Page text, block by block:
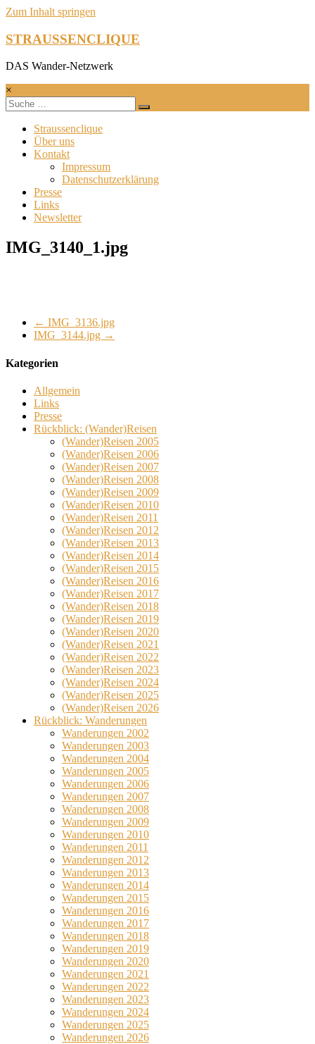
Zum Inhalt springen
STRAUSSENCLIQUE
DAS Wander-Netzwerk
×
Straussenclique
Über uns
Kontakt
Impressum
Datenschutzerklärung
Presse
Links
Newsletter
IMG_3140_1.jpg
← IMG_3136.jpg
IMG_3144.jpg →
Kategorien
Allgemein
Links
Presse
Rückblick: (Wander)Reisen
(Wander)Reisen 2005
(Wander)Reisen 2006
(Wander)Reisen 2007
(Wander)Reisen 2008
(Wander)Reisen 2009
(Wander)Reisen 2010
(Wander)Reisen 2011
(Wander)Reisen 2012
(Wander)Reisen 2013
(Wander)Reisen 2014
(Wander)Reisen 2015
(Wander)Reisen 2016
(Wander)Reisen 2017
(Wander)Reisen 2018
(Wander)Reisen 2019
(Wander)Reisen 2020
(Wander)Reisen 2021
(Wander)Reisen 2022
(Wander)Reisen 2023
(Wander)Reisen 2024
(Wander)Reisen 2025
(Wander)Reisen 2026
Rückblick: Wanderungen
Wanderungen 2002
Wanderungen 2003
Wanderungen 2004
Wanderungen 2005
Wanderungen 2006
Wanderungen 2007
Wanderungen 2008
Wanderungen 2009
Wanderungen 2010
Wanderungen 2011
Wanderungen 2012
Wanderungen 2013
Wanderungen 2014
Wanderungen 2015
Wanderungen 2016
Wanderungen 2017
Wanderungen 2018
Wanderungen 2019
Wanderungen 2020
Wanderungen 2021
Wanderungen 2022
Wanderungen 2023
Wanderungen 2024
Wanderungen 2025
Wanderungen 2026